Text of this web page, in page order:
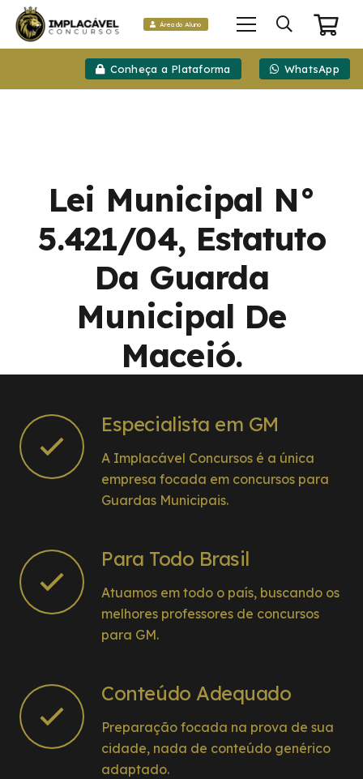
Área do Aluno
Conheça a Plataforma WhatsApp
Lei Municipal N°
5.421/04, Estatuto
Da Guarda
Municipal De
Maceió.
Especialista em GM
A Implacável Concursos é a única
empresa focada em concursos para
Guardas Municipais.
Para Todo Brasil
Atuamos em todo o país, buscando os
melhores professores de concursos
para GM.
Conteúdo Adequado
Preparação focada na prova de sua
cidade, nada de conteúdo genérico
adaptado.